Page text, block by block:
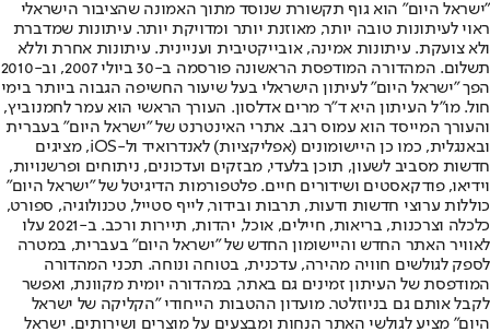
"ישראל היום" הוא גוף תקשורת שנוסד מתוך האמונה שהציבור הישראלי
ראוי לעיתונות טובה יותר, מאוזנת יותר ומדויקת יותר. עיתונות שמדברת
ולא צועקת. עיתונות אמינה, אובייקטיבית ועניינית. עיתונות אחרת וללא
תשלום. המהדורה המודפסת הראשונה פורסמה ב-30 ביולי 2007, וב-2010
הפך "ישראל היום" לעיתון הישראלי בעל שיעור החשיפה הגבוה ביותר בימי
חול. מו"ל העיתון היא ד"ר מרים אדלסון. העורך הראשי הוא עמר לחמנוביץ,
והעורך המייסד הוא עמוס רגב. אתרי האינטרנט של "ישראל היום" בעברית
ובאנגלית, כמו כן היישומונים (אפליקציות) לאנדרואיד ול-iOS, מציגים
חדשות מסביב לשעון, תוכן בלעדי, מבזקים ועדכונים, ניתוחים ופרשנויות,
וידיאו, פודקאסטים ושידורים חיים. פלטפורמות הדיגיטל של "ישראל היום"
כוללות ערוצי חדשות ודעות, תרבות ובידור, לייף סטייל, טכנולוגיה, ספורט,
כלכלה וצרכנות, בריאות, חיילים, אוכל, יהדות, תיירות ורכב. ב-2021 עלו
לאוויר האתר החדש והיישומון החדש של "ישראל היום" בעברית, במטרה
לספק לגולשים חוויה מהירה, עדכנית, בטוחה ונוחה. תכני המהדורה
המודפסת של העיתון זמינים גם באתר, במהדורה יומית מקוונת, ואפשר
לקבל אותם גם בניוזלטר. מועדון ההטבות הייחודי "הקליקה של ישראל
היום" מציע לגולשי האתר הנחות ומבצעים על מוצרים ושירותים. ישראל